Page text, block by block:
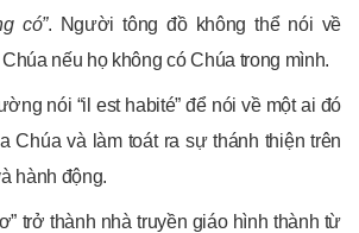
có”. Người tông đồ không thể nói về
nếu họ không có Chúa trong mình.
nói “il est habité” để nói về một ai đó
Chúa và làm toát ra sự thánh thiện trên
hành động.
trở thành nhà truyền giáo hình thành từ